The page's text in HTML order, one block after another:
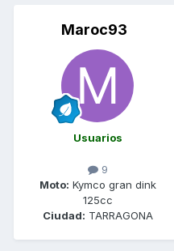
Maroc93
Usuarios
9
Moto: Kymco gran dink
125cc
Ciudad: TARRAGONA